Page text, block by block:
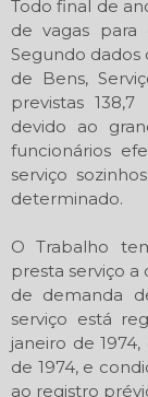
Todo final de
de vagas para
Segundo dados
de Bens,
previstas
devido ao
funcionários
serviço
determinado.
O Trabalho
presta serviço a
de demanda
serviço está
janeiro de
de 1974, e
ao registro